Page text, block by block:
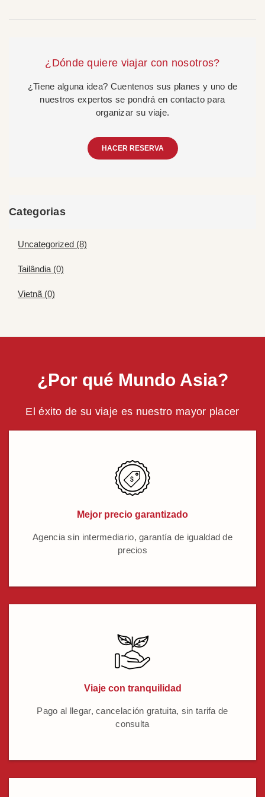
¿Dónde quiere viajar con nosotros?
¿Tiene alguna idea? Cuentenos sus planes y uno de
nuestros expertos se pondrá en contacto para
organizar su viaje.
HACER RESERVA
Categorias
Uncategorized (8)
Tailândia (0)
Vietnã (0)
¿Por qué Mundo Asia?
El éxito de su viaje es nuestro mayor placer
Mejor precio garantizado
Agencia sin intermediario, garantía de igualdad de
precios
Viaje con tranquilidad
Pago al llegar, cancelación gratuita, sin tarifa de
consulta